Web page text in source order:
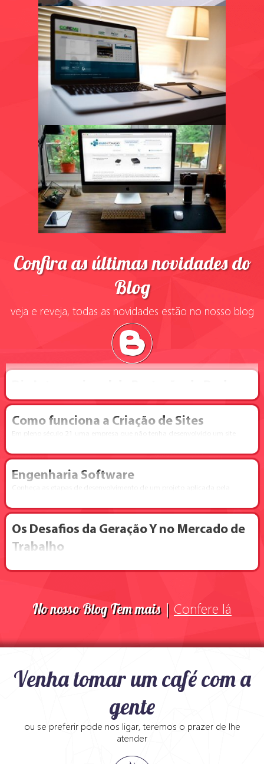
Confira as últimas novidades do
Blog
veja e reveja, todas as novidades estão no nosso blog
Como funciona a Criação de Sites
Em pleno século 21 uma empresa que não tenha desenvolvido um site
Engenharia Software
Conheça as etapas de desenvolvimento de um projeto aplicada pela
Os Desafios da Geração Y no Mercado de
Trabalho
No nosso Blog Tem mais | Confere lá
Venha tomar um café com a
gente
ou se preferir pode nos ligar, teremos o prazer de lhe
atender